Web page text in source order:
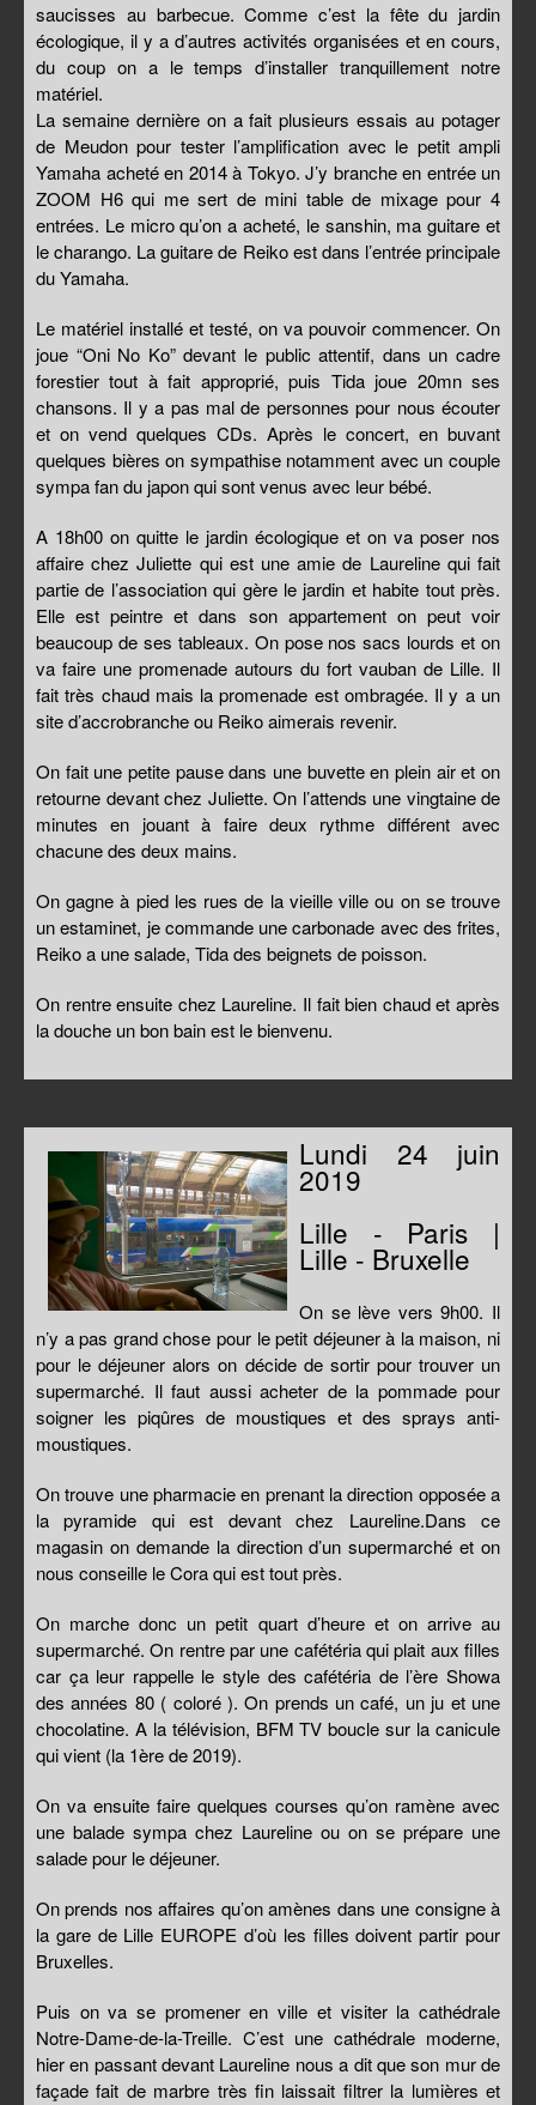
saucisses au barbecue. Comme c’est la fête du jardin
écologique, il y a d’autres activités organisées et en cours,
du coup on a le temps d’installer tranquillement notre
matériel.
La semaine dernière on a fait plusieurs essais au potager
de Meudon pour tester l’amplification avec le petit ampli
Yamaha acheté en 2014 à Tokyo. J’y branche en entrée un
ZOOM H6 qui me sert de mini table de mixage pour 4
entrées. Le micro qu’on a acheté, le sanshin, ma guitare et
le charango. La guitare de Reiko est dans l’entrée principale
du Yamaha.
Le matériel installé et testé, on va pouvoir commencer. On
joue “Oni No Ko” devant le public attentif, dans un cadre
forestier tout à fait approprié, puis Tida joue 20mn ses
chansons. Il y a pas mal de personnes pour nous écouter
et on vend quelques CDs. Après le concert, en buvant
quelques bières on sympathise notamment avec un couple
sympa fan du japon qui sont venus avec leur bébé.
A 18h00 on quitte le jardin écologique et on va poser nos
affaire chez Juliette qui est une amie de Laureline qui fait
partie de l’association qui gère le jardin et habite tout près.
Elle est peintre et dans son appartement on peut voir
beaucoup de ses tableaux. On pose nos sacs lourds et on
va faire une promenade autours du fort vauban de Lille. Il
fait très chaud mais la promenade est ombragée. Il y a un
site d’accrobranche ou Reiko aimerais revenir.
On fait une petite pause dans une buvette en plein air et on
retourne devant chez Juliette. On l’attends une vingtaine de
minutes en jouant à faire deux rythme différent avec
chacune des deux mains.
On gagne à pied les rues de la vieille ville ou on se trouve
un estaminet, je commande une carbonade avec des frites,
Reiko a une salade, Tida des beignets de poisson.
On rentre ensuite chez Laureline. Il fait bien chaud et après
la douche un bon bain est le bienvenu.
Lundi 24 juin
2019
Lille - Paris |
Lille - Bruxelle
On se lève vers 9h00. Il
n’y a pas grand chose pour le petit déjeuner à la maison, ni
pour le déjeuner alors on décide de sortir pour trouver un
supermarché. Il faut aussi acheter de la pommade pour
soigner les piqûres de moustiques et des sprays anti-
moustiques.
On trouve une pharmacie en prenant la direction opposée a
la pyramide qui est devant chez Laureline.Dans ce
magasin on demande la direction d’un supermarché et on
nous conseille le Cora qui est tout près.
On marche donc un petit quart d’heure et on arrive au
supermarché. On rentre par une cafétéria qui plait aux filles
car ça leur rappelle le style des cafétéria de l’ère Showa
des années 80 ( coloré ). On prends un café, un ju et une
chocolatine. A la télévision, BFM TV boucle sur la canicule
qui vient (la 1ère de 2019).
On va ensuite faire quelques courses qu’on ramène avec
une balade sympa chez Laureline ou on se prépare une
salade pour le déjeuner.
On prends nos affaires qu’on amènes dans une consigne à
la gare de Lille EUROPE d’où les filles doivent partir pour
Bruxelles.
Puis on va se promener en ville et visiter la cathédrale
Notre-Dame-de-la-Treille. C’est une cathédrale moderne,
hier en passant devant Laureline nous a dit que son mur de
façade fait de marbre très fin laissait filtrer la lumières et